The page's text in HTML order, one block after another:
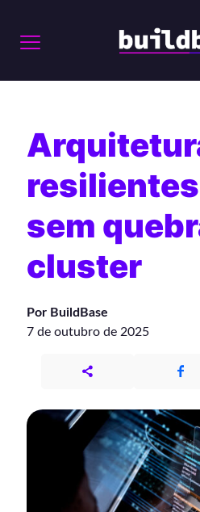
resilientes
sem
cluster
Por BuildBase
7 de outubro de 2025